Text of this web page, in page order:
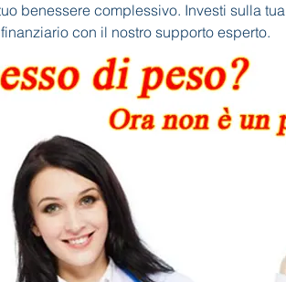
benessere complessivo. Investi sulla
con il nostro supporto esperto.